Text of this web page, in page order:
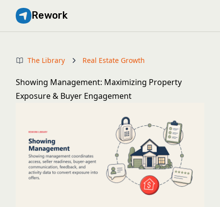
Rework
The Library Real Estate Growth
Showing Management: Maximizing Property
Exposure & Buyer Engagement